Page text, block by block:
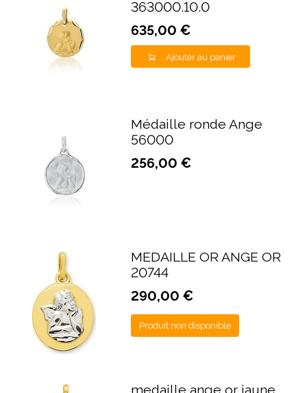
363000.10.0
635,00 €
Ajouter au panier
Médaille ronde Ange
56000
256,00 €
MEDAILLE OR ANGE OR
20744
290,00 €
Produit non disponible